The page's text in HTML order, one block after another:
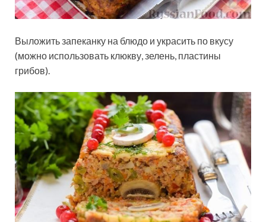
Выложить запеканку на блюдо и украсить по вкусу
(можно использовать клюкву, зелень, пластины
грибов).